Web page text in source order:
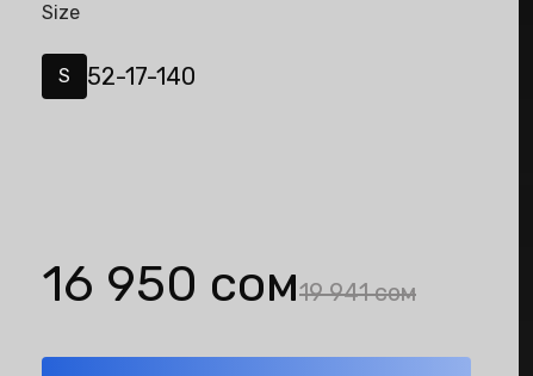
Size
S 52-17-140
16 950 сом19 941 сом